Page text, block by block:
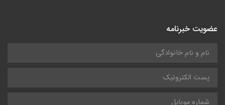
عضویت خبرنامه